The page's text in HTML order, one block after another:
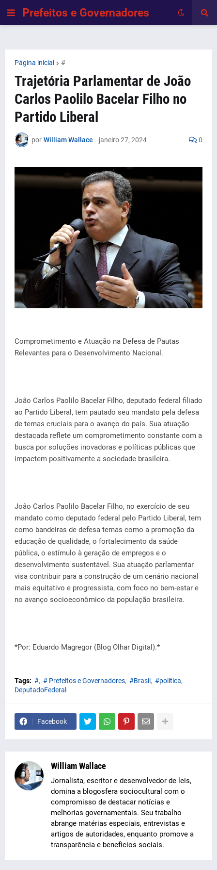
Prefeitos e Governadores
Página inicial #
Trajetória Parlamentar de João
Carlos Paolilo Bacelar Filho no
Partido Liberal
por William Wallace - janeiro 27, 2024 0
Comprometimento e Atuação na Defesa de Pautas
Relevantes para o Desenvolvimento Nacional.
João Carlos Paolilo Bacelar Filho, deputado federal filiado
ao Partido Liberal, tem pautado seu mandato pela defesa
de temas cruciais para o avanço do país. Sua atuação
destacada reflete um comprometimento constante com a
busca por soluções inovadoras e políticas públicas que
impactem positivamente a sociedade brasileira.
João Carlos Paolilo Bacelar Filho, no exercício de seu
mandato como deputado federal pelo Partido Liberal, tem
como bandeiras de defesa temas como a promoção da
educação de qualidade, o fortalecimento da saúde
pública, o estímulo à geração de empregos e o
desenvolvimento sustentável. Sua atuação parlamentar
visa contribuir para a construção de um cenário nacional
mais equitativo e progressista, com foco no bem-estar e
no avanço socioeconômico da população brasileira.
*Por: Eduardo Magregor (Blog Olhar Digital).*
Tags: # # Prefeitos e Governadores #Brasil
#politica
DeputadoFederal
Facebook
William Wallace
Jornalista, escritor e desenvolvedor de leis,
domina a blogosfera sociocultural com o
compromisso de destacar notícias e
melhorias governamentais. Seu trabalho
abrange matérias especiais, entrevistas e
artigos de autoridades, enquanto promove a
transparência e benefícios sociais.